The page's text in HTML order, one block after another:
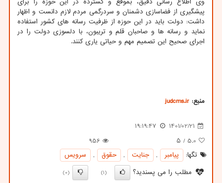
پیشگیری از فضاسازی دشمنان و سردرگمی مردم لازم دانست و اظهار
داشت: دولت باید در این حوزه از ظرفیت رسانه های کشور استفاده
نماید و رسانه ها و صاحبان قلم و تریبون، با دلسوزی دولت را در
اجرای صحیح این تصمیم مهم و حیاتی یاری کنند.
منبع: judcms.ir
1401/02/21
19:19:47
5.0 / ۵
956
تگها:
پیامبر , جنایت , حقوق ,
سرویس
مطلب را می پسندید؟
(1)
(0)